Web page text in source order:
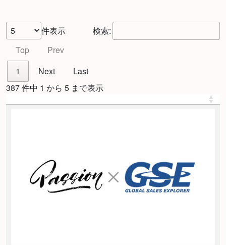
件表示
検索:
Top
Prev
1
Next
Last
387 件中 1 から 5 まで表示